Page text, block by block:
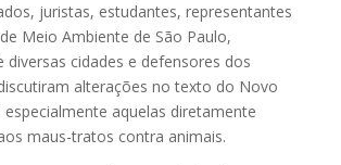
juristas, estudantes, representantes
Meio Ambiente de São Paulo,
diversas cidades e defensores dos
alterações no texto do Novo
especialmente aquelas diretamente
maus-tratos contra animais.